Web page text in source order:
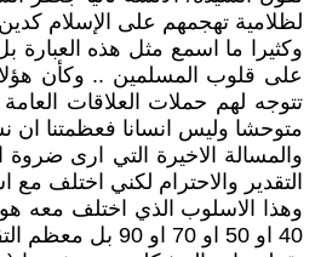
لظلامية تهجمهم على الإسلام
وكثيرا ما اسمع مثل هذه العبارة
على قلوب المسلمين .. وكأن
تتوجه لهم حملات العلاقات
متوحشا وليس انسانا فعظمتنا ان
والمسالة الاخيرة التي ارى
التقدير والاحترام لكني اختلف مع
وهذا الاسلوب الذي اختلف معه